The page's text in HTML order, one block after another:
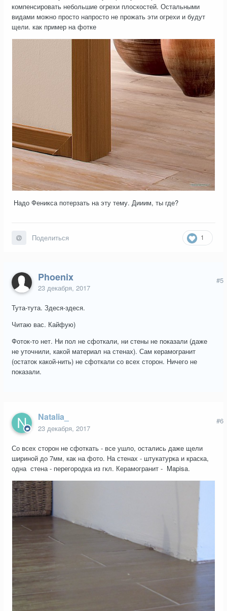
компенсировать небольшие огрехи плоскостей. Остальными
видами можно просто напросто не прожать эти огрехи и будут
щели. как пример на фотке
Надо Феникса потерзать на эту тему. Дииим, ты где?
1
Поделиться
Phoenix
23 декабря, 2017
#5
Тута-тута. Здеся-здеся.
Читаю вас. Кайфую)
Фоток-то нет. Ни пол не сфоткали, ни стены не показали (даже
не уточнили, какой материал на стенах). Сам керамогранит
(остаток какой-нить) не сфоткали со всех сторон. Ничего не
показали.
Natalia_
23 декабря, 2017
#6
Со всех сторон не сфоткать - все ушло, остались даже щели
шириной до 7мм, как на фото. На стенах - штукатурка и краска,
одна стена - перегородка из гкл. Керамогранит - Mapisa.